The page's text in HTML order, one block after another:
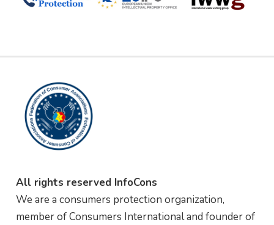
All rights reserved InfoCons
We are a consumers protection organization,
member of Consumers International and founder of